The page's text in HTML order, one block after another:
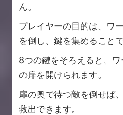
ん。
プレイヤーの目的は、ワ
を倒し、鍵を集めることで
8つの鍵をそろえると、
の扉を開けられます。
扉の奥で待つ敵を倒せば
救出できます。